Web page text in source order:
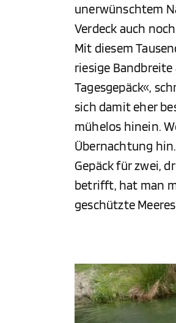
unerwünschtem
Verdeck auch
Mit diesem
riesige
Tagesgepäck«,
sich damit eher
mühelos hinein.
Übernachtung
Gepäck für zwei,
betrifft, hat man
geschützte